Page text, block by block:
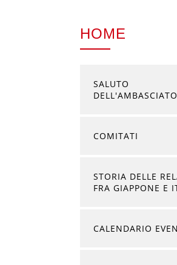
HOME
SALUTO
COMITATI
STORIA DELLE
FRA GIAPPONE E
CALENDARIO